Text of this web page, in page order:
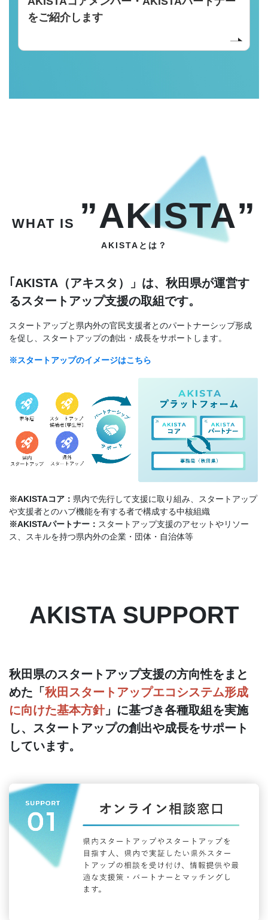
をご紹介します
WHAT IS ”AKISTA”
AKISTAとは？
｢AKISTA（アキスタ）」は、秋田県が運営す
るスタートアップ支援の取組です。
スタートアップと県内外の官民支援者とのパートナーシップ形成
を促し、スタートアップの創出・成長をサポートします。
※スタートアップのイメージはこちら
※AKISTAコア： 県内で先行して支援に取り組み、スタートアップ
や支援者とのハブ機能を有する者で構成する中核組織
※AKISTAパートナー： スタートアップ支援のアセットやリソー
ス、スキルを持つ県内外の企業・団体・自治体等
AKISTA SUPPORT
秋⽥県のスタートアップ⽀援の⽅向性をまと
めた「 秋⽥スタートアップエコシステム形成
に向けた基本⽅針」に基づき各種取組を実施
し、スタートアップの創出や成⻑をサポート
しています。